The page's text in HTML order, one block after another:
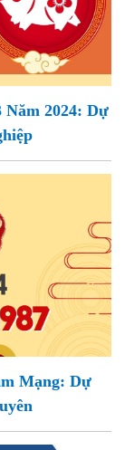
2024: Dự
Mạng: Dự